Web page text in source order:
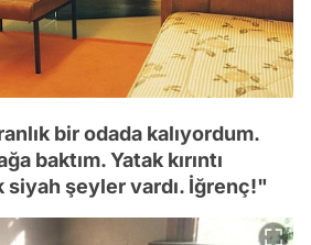
bir odada kalıyordum.
baktım. Yatak kırıntı
şeyler vardı. İğrenç!"